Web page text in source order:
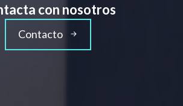
con nosotros
Contacto